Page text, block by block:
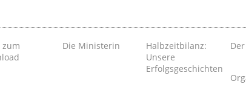
zum
Die Ministerin
Halbzeitbilanz:
Unsere
Erfolgsgeschichten